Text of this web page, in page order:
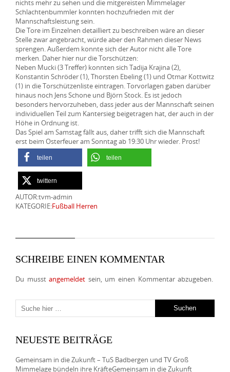
nichts mehr zu sehen und die mitgereisten Mimmelager
Schlachtenbummler konnten hochzufrieden mit der
Mannschaftsleistung sein.
Die Tore im Einzelnen detailliert zu beschreiben wäre an dieser
Stelle zwar angebracht, würde aber den Rahmen dieser News
sprengen. Außerdem konnte sich der Autor nicht alle Tore
merken. Daher hier nur die Torschützen:
Neben Mucki (3 Treffer) konnten sich Tadija Krajina (2),
Konstantin Schröder (1), Thorsten Ebeling (1) und Otmar Kottwitz
(1) in die Torschützenliste eintragen. Torvorlagen gaben darüber
hinaus noch Jens Schone und Björn Stock. Es ist jedoch
besonders hervorzuheben, dass jeder aus der Mannschaft seinen
individuellen Teil zum Kantersieg beigetragen hat, der auch in der
Höhe in Ordnung ist.
Das Spiel am Samstag fällt aus, daher trifft sich die Mannschaft
erst beim Osterfeuer am Sonntag ab 19:30 Uhr wieder. Prost!
teilen teilen
twittern
AUTOR:tvm-admin
KATEGORIE:Fußball Herren
SCHREIBE EINEN KOMMENTAR
Du musstangemeldet sein, um einen Kommentar abzugeben.
NEUESTE BEITRÄGE
Gemeinsam in die Zukunft – TuS Badbergen und TV Groß
Mimmelage bündeln ihre KräfteGemeinsam in die Zukunft